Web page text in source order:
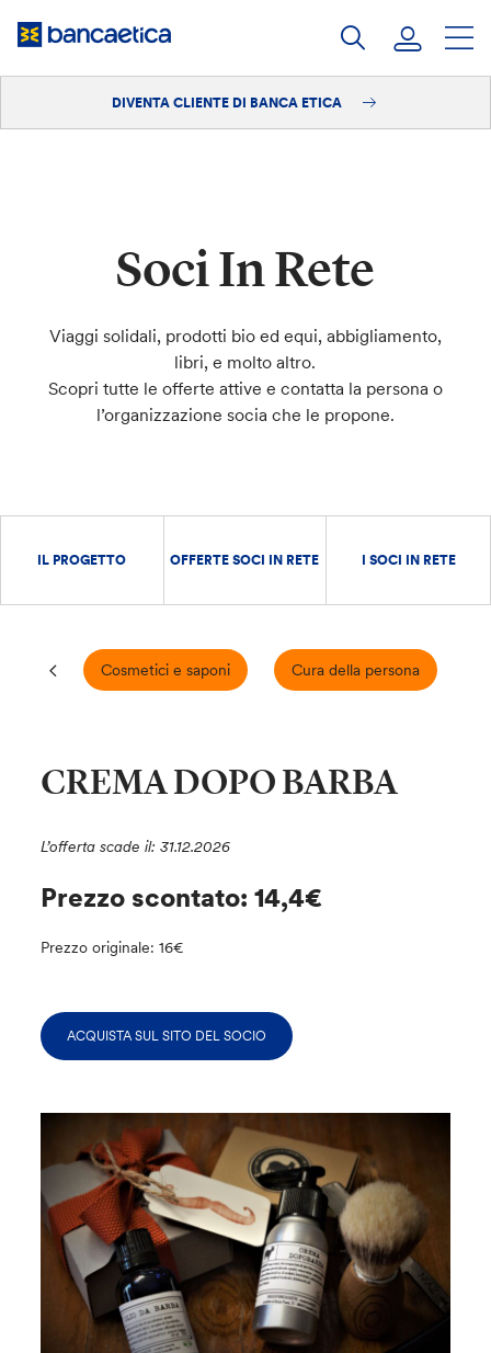
DIVENTA CLIENTE DI BANCA ETICA
Soci In Rete
Viaggi solidali, prodotti bio ed equi, abbigliamento,
libri, e molto altro.
Scopri tutte le offerte attive e contatta la persona o
l’organizzazione socia che le propone.
IL PROGETTO OFFERTE SOCI IN RETE I SOCI IN RETE
Cosmetici e saponi Cura della persona
CREMA DOPO BARBA
L’offerta scade il: 31.12.2026
Prezzo scontato: 14,4€
Prezzo originale: 16€
ACQUISTA SUL SITO DEL SOCIO